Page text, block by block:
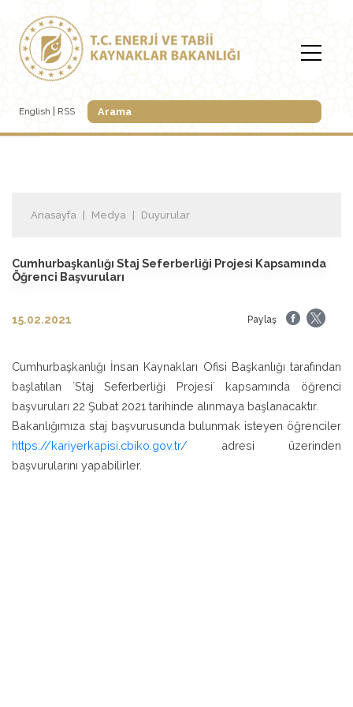
English RSS
Anasayfa Medya Duyurular
Cumhurbaşkanlığı Staj Seferberliği Projesi Kapsamında
Öğrenci Başvuruları
15.02.2021 Paylaş
Cumhurbaşkanlığı İnsan Kaynakları Ofisi Başkanlığı tarafından
başlatılan ´Staj Seferberliği Projesi´ kapsamında öğrenci
başvuruları 22 Şubat 2021 tarihinde alınmaya başlanacaktır.
Bakanlığımıza staj başvurusunda bulunmak isteyen öğrenciler
https://kariyerkapisi.cbiko.gov.tr/ adresi üzerinden
başvurularını yapabilirler.